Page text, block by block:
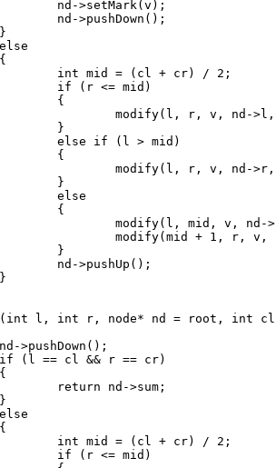
		nd->
setMark(v);
		nd->
pushDown ();
	}
else
	{
int mid = (cl + cr) / 2 ;
if (r <= mid)
		{
modify(l, r, v, nd->l,
		}
else
if (l > mid)
		{
modify(l, r, v, nd->r,
		}
else
		{
modify(l, mid, v, nd-
modify(mid + 1 , r, v,
		}
		nd->
pushUp ();
	}
( int l, int r, node* nd = root, int
	nd->
pushDown ();
if (l == cl && r == cr)
	{
return nd->sum;
	}
else
	{
int mid = (cl + cr) / 2 ;
if (r <= mid)